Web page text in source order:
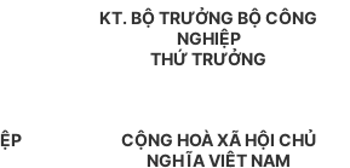
KT. BỘ TRƯỞNG BỘ CÔNG
NGHIỆP
THỨ TRƯỞNG
CỘNG HOÀ XÃ HỘI CHỦ
NGHĨA VIỆTNAM